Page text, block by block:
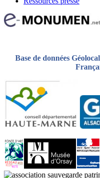
Base de données